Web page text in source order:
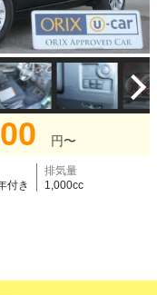
円〜
付き
排気量
1,000cc